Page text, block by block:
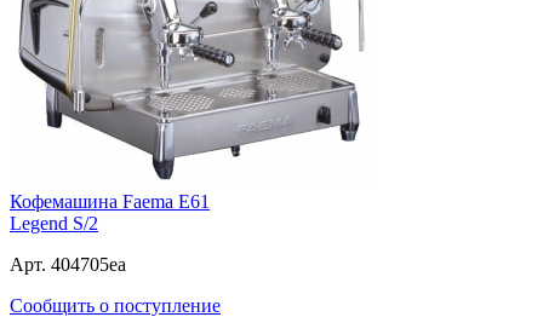
Кофемашина Faema E61
Legend S/2
Арт. 404705ea
Сообщить о поступление